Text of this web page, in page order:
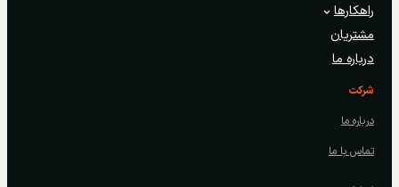
راهکارها
مشتریان
درباره ما
شرکت
درباره ما
تماس با ما